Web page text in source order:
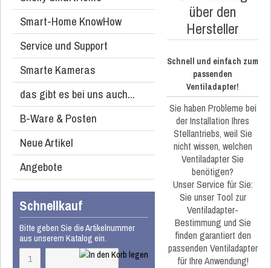
Smart-Home KnowHow
Service und Support
Smarte Kameras
das gibt es bei uns auch...
B-Ware & Posten
Neue Artikel
Angebote
Schnellkauf
Bitte geben Sie die Artikelnummer
aus unserem Katalog ein.
über den
Hersteller
Schnell und einfach zum
passenden
Ventiladapter!
Sie haben Probleme bei
der Installation Ihres
Stellantriebs, weil Sie
nicht wissen, welchen
Ventiladapter Sie
benötigen?
Unser Service für Sie:
Sie unser Tool zur
Ventiladapter-
Bestimmung und Sie
finden garantiert den
passenden Ventiladapter
für Ihre Anwendung!